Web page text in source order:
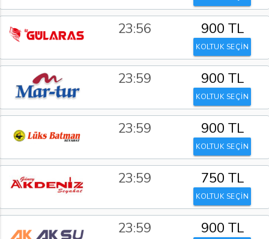
23:56 900 TL
KOLTUK SEÇİN
23:59 900 TL
KOLTUK SEÇİN
23:59 900 TL
KOLTUK SEÇİN
23:59 750 TL
KOLTUK SEÇİN
23:59 900 TL